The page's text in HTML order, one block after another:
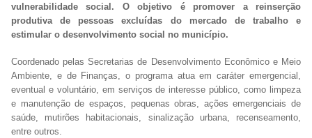
vulnerabilidade social. O objetivo é promover a reinserção
produtiva de pessoas excluídas do mercado de trabalho e
estimular o desenvolvimento social no município.
Coordenado pelas Secretarias de Desenvolvimento Econômico e Meio
Ambiente, e de Finanças, o programa atua em caráter emergencial,
eventual e voluntário, em serviços de interesse público, como limpeza
e manutenção de espaços, pequenas obras, ações emergenciais de
saúde, mutirões habitacionais, sinalização urbana, recenseamento,
entre outros.